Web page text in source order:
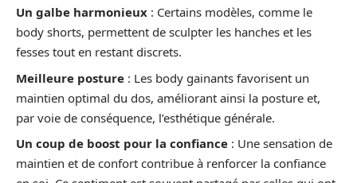
Un galbe harmonieux : Certains modèles, comme le
body shorts, permettent de sculpter les hanches et les
fesses tout en restant discrets.
Meilleure posture : Les body gainants favorisent un
maintien optimal du dos, améliorant ainsi la posture et,
par voie de conséquence, l’esthétique générale.
Un coup de boost pour la confiance : Une sensation de
maintien et de confort contribue à renforcer la confiance